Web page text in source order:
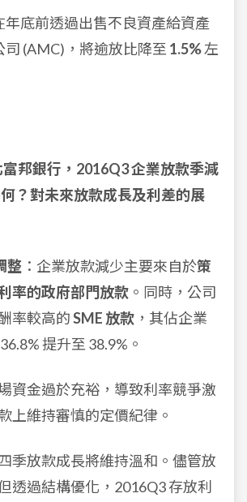
年底前透過出售不良資產給資產
司 (AMC)，將逾放比降至 1.5%左
邦銀行，2016Q3 企業放款季減
？對未來放款成長及利差的展
整 ：企業放款減少主要來自於策
率的政府部門放款 。同時，公司
率較高的SME 放款 ，其佔企業
提升至 38.9%。
資金過於充裕，導致利率競爭激
上維持審慎的定價紀律。
季放款成長將維持溫和。儘管放
透過結構優化，2016Q3 存放利